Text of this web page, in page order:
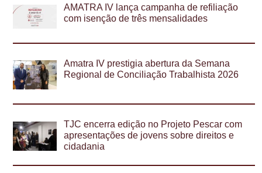
AMATRA IV lança campanha de refiliação
com isenção de três mensalidades
Amatra IV prestigia abertura da Semana
Regional de Conciliação Trabalhista 2026
TJC encerra edição no Projeto Pescar com
apresentações de jovens sobre direitos e
cidadania